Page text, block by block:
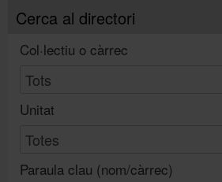
Cerca al directori
Col·lectiu o càrrec
Unitat
Paraula clau (nom/càrrec)